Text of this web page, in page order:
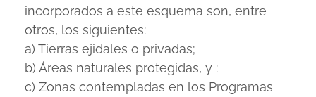
incorporados a este esquema son, entre
otros, los siguientes:
a) Tierras ejidales o privadas;
b) Áreas naturales protegidas, y :
c) Zonas contempladas en los Programas